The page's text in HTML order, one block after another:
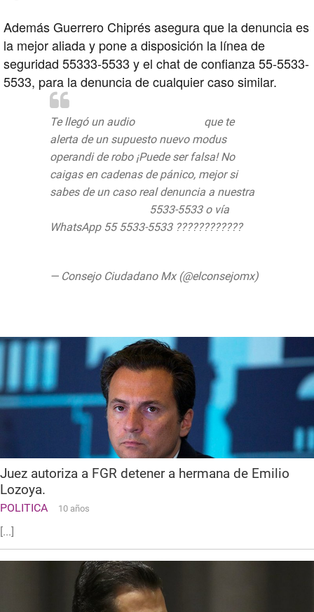
Además Guerrero Chiprés asegura que la denuncia es
la mejor aliada y pone a disposición la línea de
seguridad 55333-5533 y el chat de confianza 55-5533-
5533, para la denuncia de cualquier caso similar.
Te llegó un audio
que te
alerta de un supuesto nuevo modus
operandi de robo ¡Puede ser falsa! No
caigas en cadenas de pánico, mejor si
sabes de un caso real denuncia a nuestra
5533-5533 o vía
WhatsApp 55 5533-5533 ????????????
— Consejo Ciudadano Mx (@elconsejomx)
Juez autoriza a FGR detener a hermana de Emilio
Lozoya.
POLITICA 10 años
[...]